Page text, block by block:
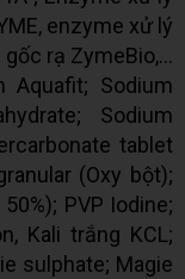
enzyme xử lý
gốc rạ ZymeBio,…
Sodium
Sodium
tablet
(Oxy bột);
PVP Iodine;
Kali trắng KCL;
sulphate; Magie